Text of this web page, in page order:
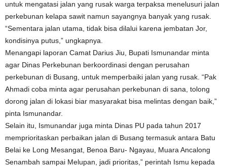
untuk mengatasi jalan yang rusak warga terpaksa menelusuri jalan
perkebunan kelapa sawit namun sayangnya banyak yang rusak.
“Sementara jalan utama, tidak bisa dilalui karena jembatan Jor,
kondisinya putus,” ungkapnya.
Menangapi laporan Camat Darius Jiu, Bupati Ismunandar minta
agar Dinas Perkebunan berkoordinasi dengan perusahan
perkebunan di Busang, untuk memperbaiki jalan yang rusak. “Pak
Ahmadi coba minta agar perusahan perkebunan di sana, tolong
dorong jalan di lokasi biar masyarakat bisa melintas dengan baik,”
pinta Ismunandar.
Selain itu, Ismunandar juga minta Dinas PU pada tahun 2017
memprioritaskan perbaikan jalan di Busang termasuk antara Batu
Belai ke Long Mesangat, Benoa Baru- Ngayau, Muara Ancalong
Senambah sampai Melupan, jadi prioritas,” perintah Ismu kepada